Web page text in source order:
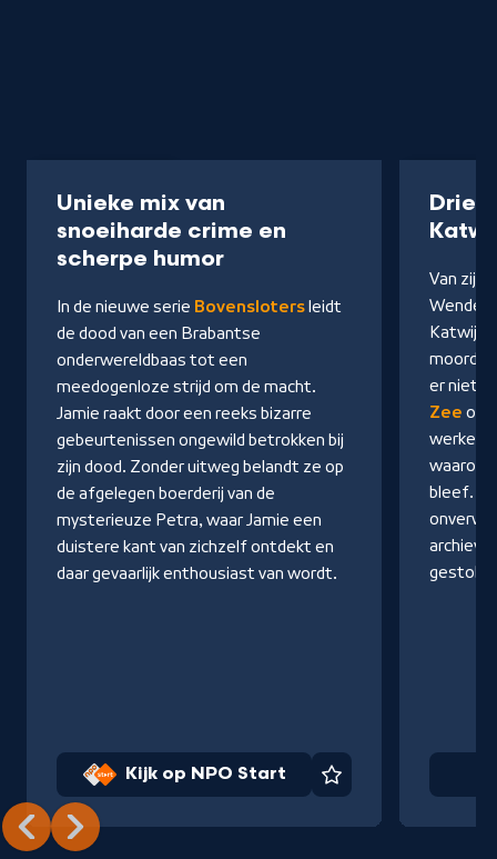
Unieke mix van
snoeiharde crime en
scherpe humor-
op
NPO
Start
In de nieuwe serie Bovensloters leidt
de dood van een Brabantse
onderwereldbaas tot een
meedogenloze strijd om de macht.
Jamie raakt door een reeks bizarre
gebeurtenissen ongewild betrokken bij
zijn dood. Zonder uitweg belandt ze op
de afgelegen boerderij van de
mysterieuze Petra, waar Jamie een
duistere kant van zichzelf ontdekt en
daar gevaarlijk enthousiast van wordt.
Kijk op NPO Start Favoriet
Drie
Van zijn
Wendel
er niet
Zee
werkelijk
waarom
bleef.